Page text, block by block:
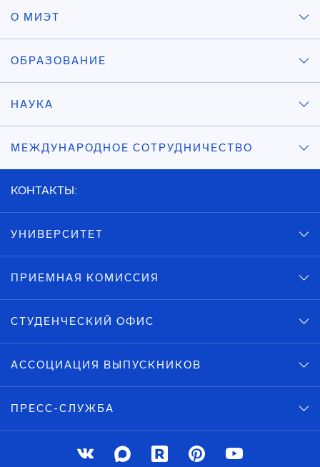
О МИЭТ
ОБРАЗОВАНИЕ
НАУКА
МЕЖДУНАРОДНОЕ СОТРУДНИЧЕСТВО
КОНТАКТЫ:
УНИВЕРСИТЕТ
ПРИЕМНАЯ КОМИССИЯ
СТУДЕНЧЕСКИЙ ОФИС
АССОЦИАЦИЯ ВЫПУСКНИКОВ
ПРЕСС-СЛУЖБА